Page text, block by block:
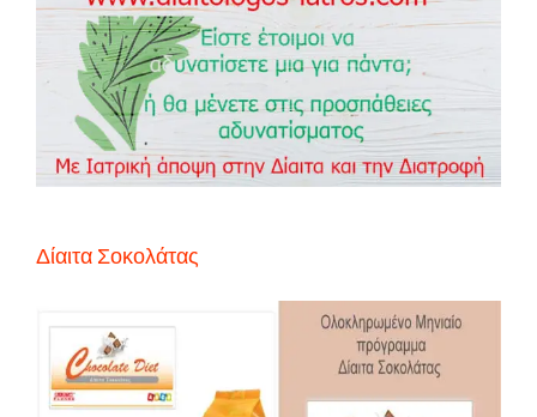
Δίαιτα Σοκολάτας